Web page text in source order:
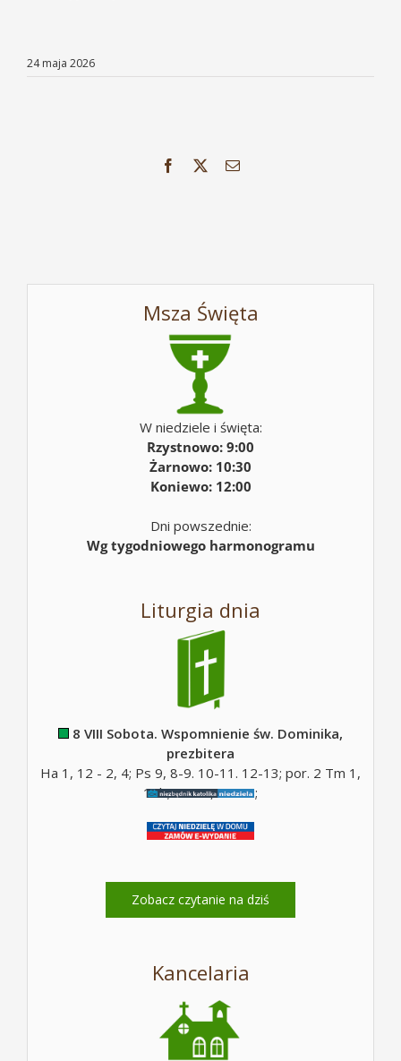
24 maja 2026
Facebook Email
Msza Święta
W niedziele i święta:
Rzystnowo: 9:00
Żarnowo: 10:30
Koniewo: 12:00
Dni powszednie:
Wg tygodniowego harmonogramu
Liturgia dnia
8 VIII Sobota. Wspomnienie św. Dominika,
prezbitera
Ha 1, 12 - 2, 4; Ps 9, 8-9. 10-11. 12-13; por. 2 Tm 1,
10b; Mt 17, 14-20;
Zobacz czytanie na dziś
Kancelaria